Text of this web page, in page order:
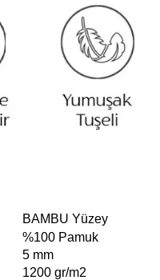
BAMBU Yüzey
%100 Pamuk
5 mm
1200 gr/m2